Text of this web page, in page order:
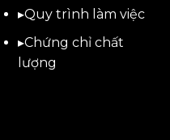
▸Quy trình làm việc
▸Chứng chỉ chất
lượng